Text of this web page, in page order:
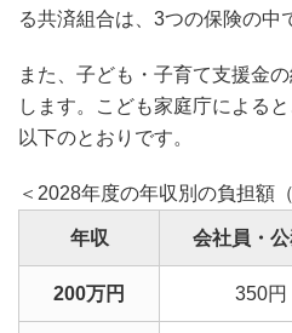
る共済組合は、3つの保険の中
また、子ども・子育て支援金
します。こども家庭庁による
以下のとおりです。
＜2028年度の年収別の負担額
年収 会社員・
200万円 350円